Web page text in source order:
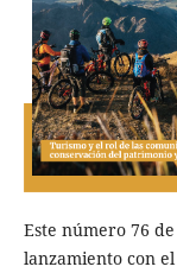
Este número 76
lanzamiento con